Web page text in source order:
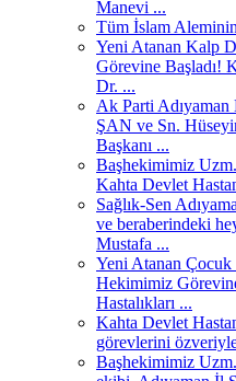
Manevi ...
Tüm İslam
Yeni Atanan Kalp
Görevine Başladı!
Dr. ...
Ak Parti
ŞAN ve Sn.
Başkanı ...
Başhekimimiz
Kahta Devlet
Sağlık-Sen
ve beraberindeki
Mustafa ...
Yeni Atanan Çocuk
Hekimimiz
Hastalıkları ...
Kahta Devlet
görevlerini
Başhekimimiz